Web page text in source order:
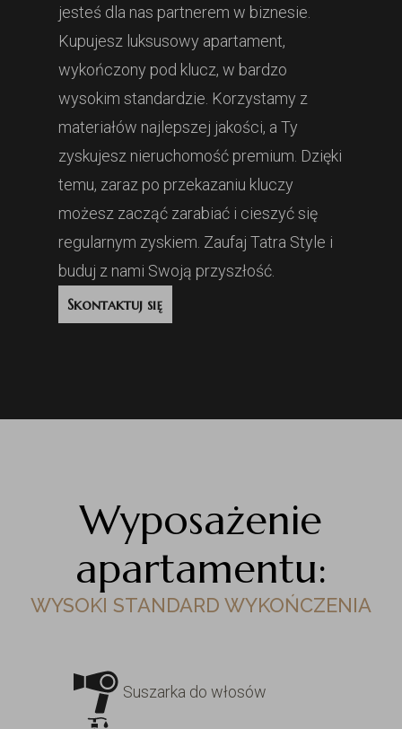
jesteś dla nas partnerem w biznesie.
Kupujesz luksusowy apartament,
wykończony pod klucz, w bardzo
wysokim standardzie. Korzystamy z
materiałów najlepszej jakości, a Ty
zyskujesz nieruchomość premium. Dzięki
temu, zaraz po przekazaniu kluczy
możesz zacząć zarabiać i cieszyć się
regularnym zyskiem. Zaufaj Tatra Style i
buduj z nami Swoją przyszłość.
Skontaktuj się
Wyposażenie
apartamentu:
WYSOKI STANDARD WYKOŃCZENIA
Suszarka do włosów